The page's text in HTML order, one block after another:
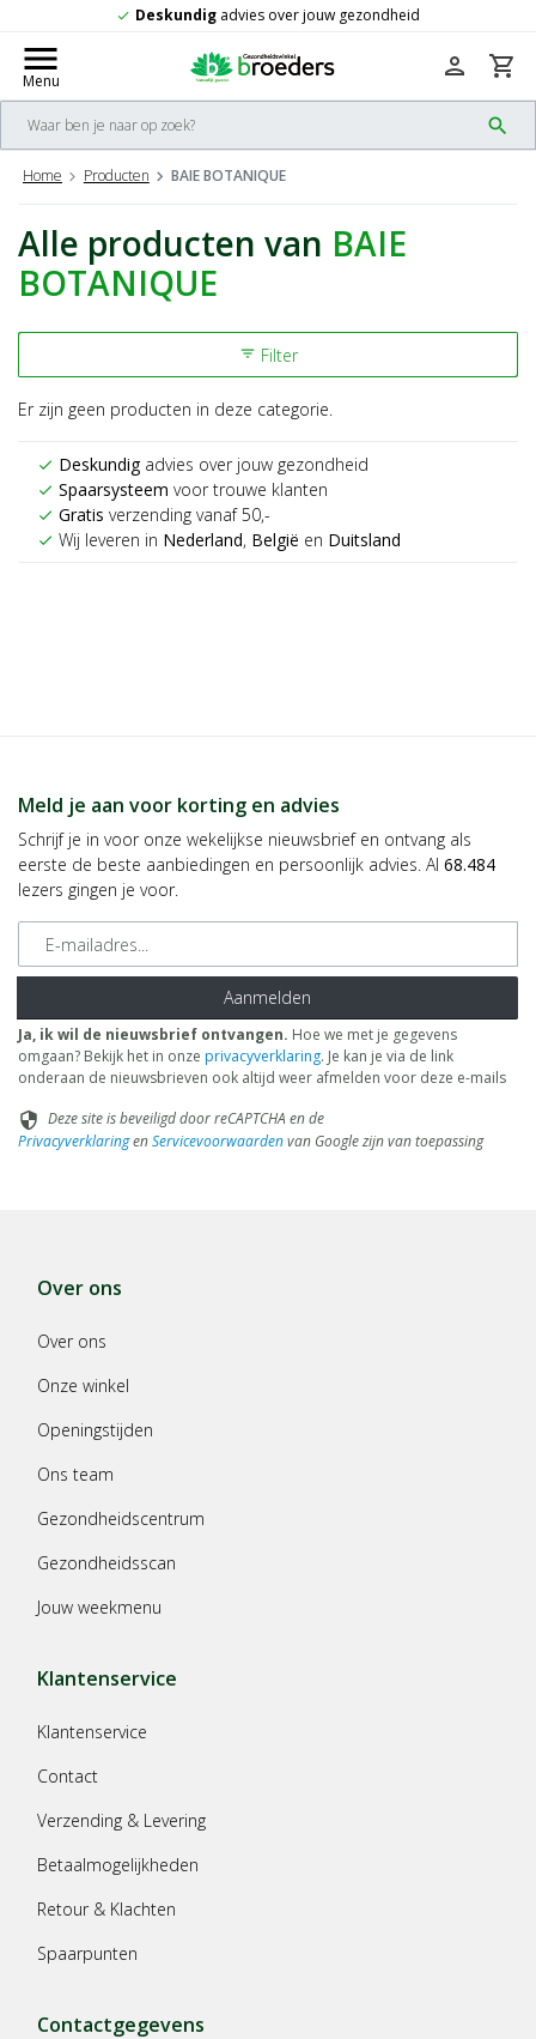
check Deskundig advies over jouw gezondheid
menu
Menu
search
person shopping_cart
Home Producten BAIE BOTANIQUE
Alle producten van BAIE
BOTANIQUE
filter_list Filter
Er zijn geen producten in deze categorie.
check Deskundigadvies over jouw gezondheid
check Spaarsysteem voor trouwe klanten
check Gratis verzending vanaf 50,-
check Wij leveren in Nederland, België en Duitsland
Meld je aan voor korting en advies
Schrijf je in voor onze wekelijkse nieuwsbrief en ontvang als
eerste de beste aanbiedingen en persoonlijk advies. Al 68.484
lezers gingen je voor.
E-mailadres
Aanmelden
Ja, ik wil de nieuwsbrief ontvangen. Hoe we met je gegevens
omgaan? Bekijk het in onze privacyverklaring. Je kan je via de link
onderaan de nieuwsbrieven ook altijd weer afmelden voor deze e-mails
security Deze site is beveiligd door reCAPTCHA en de
PrivacyverklaringenServicevoorwaardenvan Google zijn van toepassing
Over ons
Over ons
Onze winkel
Openingstijden
Ons team
Gezondheidscentrum
Gezondheidsscan
Jouw weekmenu
Klantenservice
Klantenservice
Contact
Verzending & Levering
Betaalmogelijkheden
Retour & Klachten
Spaarpunten
Contactgegevens